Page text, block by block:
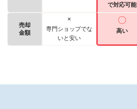
で対応可能
売却
金額
×
専門ショップでな
いと安い
〇
高い